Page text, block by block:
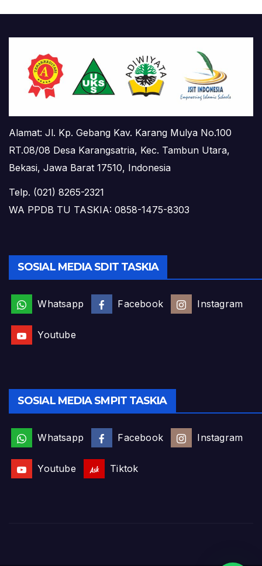
Alamat: Jl. Kp. Gebang Kav. Karang Mulya No.100
RT.08/08 Desa Karangsatria, Kec. Tambun Utara,
Bekasi, Jawa Barat 17510, Indonesia
Telp. (021) 8265-2321
WA PPDB TU TASKIA: 0858-1475-8303
SOSIAL MEDIA SDIT TASKIA
Whatsapp Facebook Instagram
Youtube
SOSIAL MEDIA SMPIT TASKIA
Whatsapp Facebook Instagram
Youtube Tiktok